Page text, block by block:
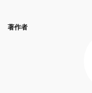
著作者